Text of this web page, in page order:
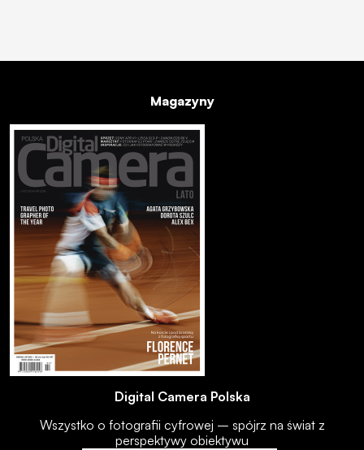
Magazyny
Digital Camera Polska
Wszystko o fotografii cyfrowej – spójrz na świat z
perspektywy obiektywu